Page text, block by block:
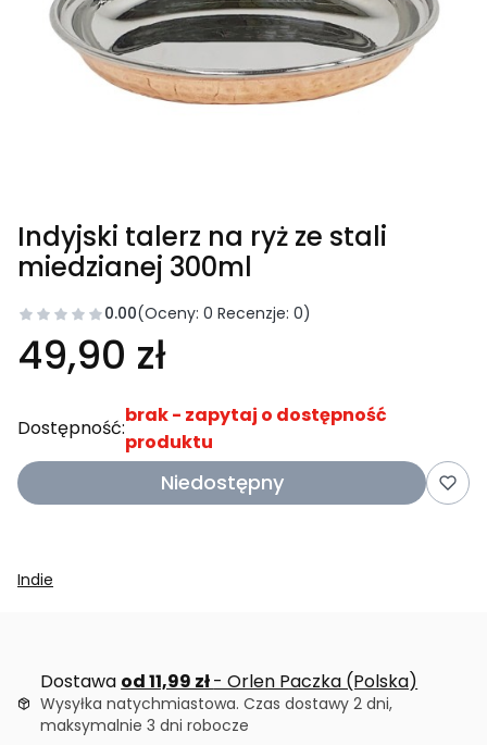
Indyjski talerz na ryż ze stali
miedzianej 300ml
0.00(Oceny: 0 Recenzje: 0)
49,90 zł
Dostępność:
brak - zapytaj o dostępność
produktu
Niedostępny
Indie
Dostawa od 11,99 zł- Orlen Paczka (Polska)
Wysyłka natychmiastowa. Czas dostawy 2 dni,
maksymalnie 3 dni robocze